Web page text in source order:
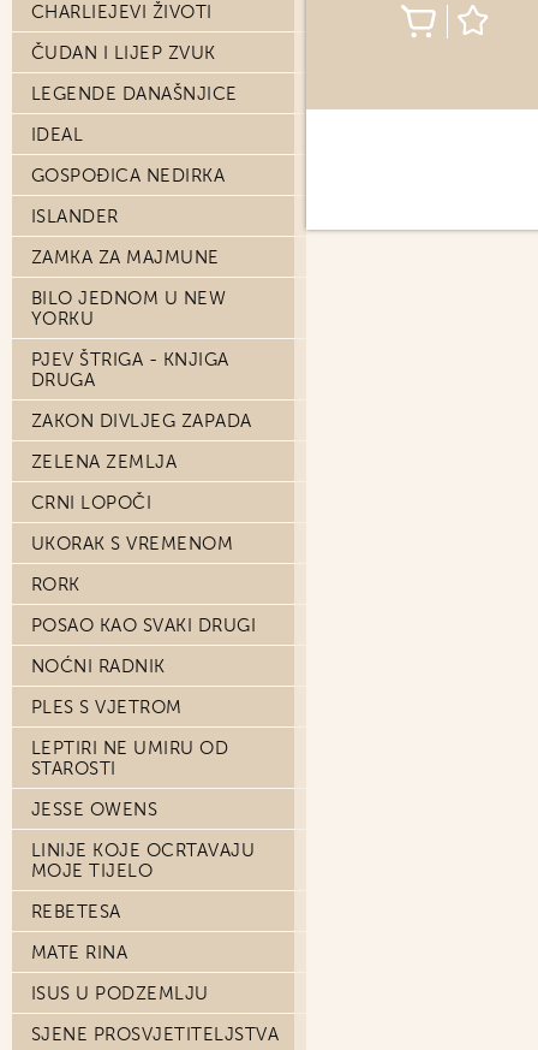
CHARLIEJEVI ŽIVOTI
ČUDAN I LIJEP ZVUK
LEGENDE DANAŠNJICE
IDEAL
GOSPOĐICA NEDIRKA
ISLANDER
ZAMKA ZA MAJMUNE
BILO JEDNOM U NEW
YORKU
PJEV ŠTRIGA - KNJIGA
DRUGA
ZAKON DIVLJEG ZAPADA
ZELENA ZEMLJA
CRNI LOPOČI
UKORAK S VREMENOM
RORK
POSAO KAO SVAKI DRUGI
NOĆNI RADNIK
PLES S VJETROM
LEPTIRI NE UMIRU OD
STAROSTI
JESSE OWENS
LINIJE KOJE OCRTAVAJU
MOJE TIJELO
REBETESA
MATE RINA
ISUS U PODZEMLJU
SJENE PROSVJETITELJSTVA